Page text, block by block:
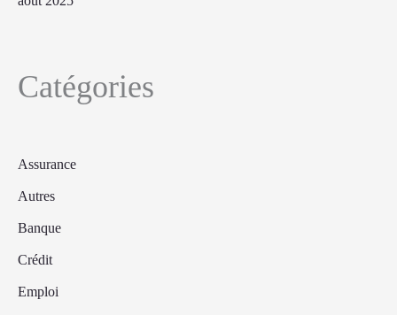
Catégories
Assurance
Autres
Banque
Crédit
Emploi